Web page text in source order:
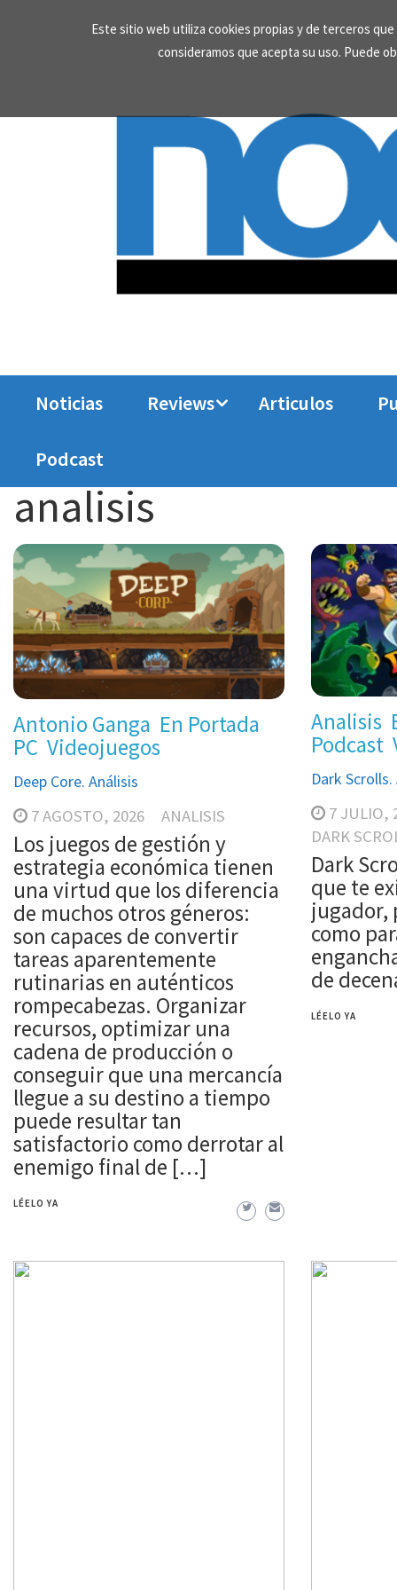
Este sitio web utiliza cookies propias y de terceros
consideramos que acepta su uso. Puede
Noticias Reviews Articulos
Podcast
analisis
Antonio Ganga En Portada
PC Videojuegos
Deep Core. Análisis
7 AGOSTO, 2026
ANALISIS
Los juegos de gestión y
estrategia económica tienen
una virtud que los diferencia
de muchos otros géneros:
son capaces de convertir
tareas aparentemente
rutinarias en auténticos
rompecabezas. Organizar
recursos, optimizar una
cadena de producción o
conseguir que una mercancía
llegue a su destino a tiempo
puede resultar tan
satisfactorio como derrotar al
enemigo final de […]
LÉELO YA
Analisis
Podcast
Dark
7 JULIO,
DARK
Dark
que te
jugador,
como
de
LÉELO YA